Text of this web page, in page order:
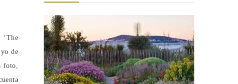
‘The
de
foto,